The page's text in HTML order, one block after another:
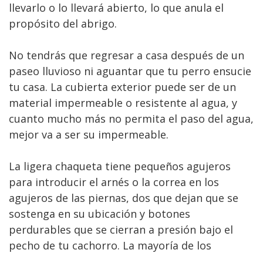
llevarlo o lo llevará abierto, lo que anula el
propósito del abrigo.
No tendrás que regresar a casa después de un
paseo lluvioso ni aguantar que tu perro ensucie
tu casa. La cubierta exterior puede ser de un
material impermeable o resistente al agua, y
cuanto mucho más no permita el paso del agua,
mejor va a ser su impermeable.
La ligera chaqueta tiene pequeños agujeros
para introducir el arnés o la correa en los
agujeros de las piernas, dos que dejan que se
sostenga en su ubicación y botones
perdurables que se cierran a presión bajo el
pecho de tu cachorro. La mayoría de los